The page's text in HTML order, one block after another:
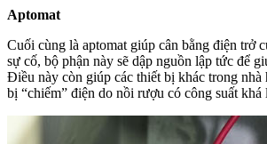
Aptomat
Cuối cùng là aptomat giúp cân bằng điện trở
sự cố, bộ phận này sẽ dập nguồn lập tức để
Điều này còn giúp các thiết bị khác trong nhà
bị “chiếm” điện do nồi rượu có công suất khá